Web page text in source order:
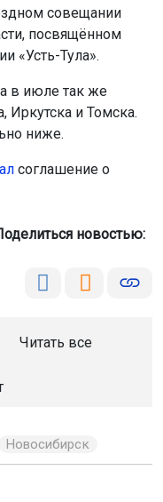
совещании
посвящённом
«Усть-Тула».
в июле так же
Иркутска и Томска.
ниже.
соглашение о
новостью:
Читать все
Новосибирск